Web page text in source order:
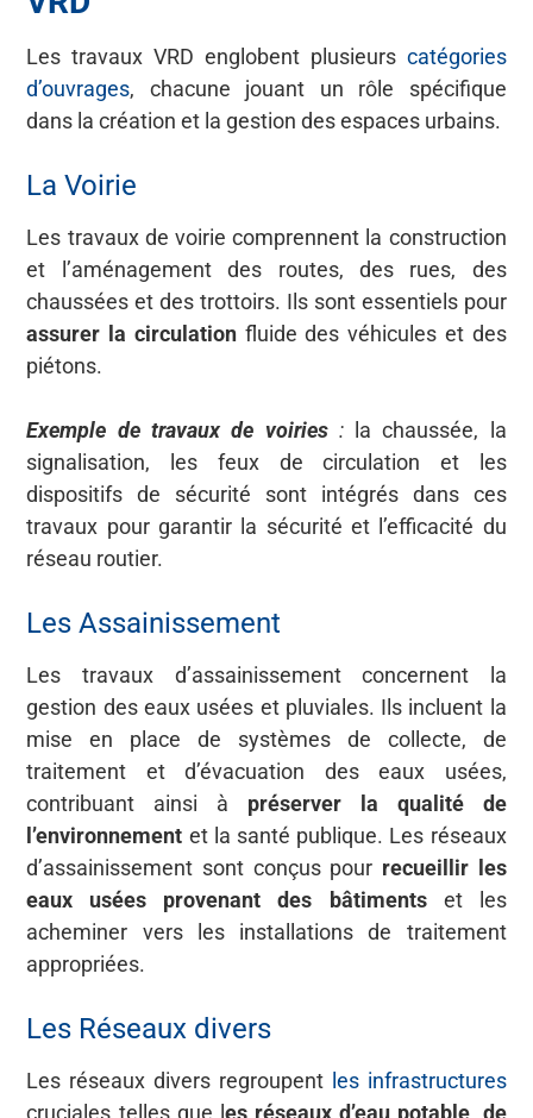
Les travaux VRD englobent plusieurs catégories
d’ouvrages, chacune jouant un rôle spécifique
dans la création et la gestion des espaces urbains.
La Voirie
Les travaux de voirie comprennent la construction
et l’aménagement des routes, des rues, des
chaussées et des trottoirs. Ils sont essentiels pour
assurer la circulationfluide des véhicules et des
piétons.
Exemple de travaux de voiries :la chaussée, la
signalisation, les feux de circulation et les
dispositifs de sécurité sont intégrés dans ces
travaux pour garantir la sécurité et l’efficacité du
réseau routier.
Les Assainissement
Les travaux d’assainissement concernent la
gestion des eaux usées et pluviales. Ils incluent la
mise en place de systèmes de collecte, de
traitement et d’évacuation des eaux usées,
contribuant ainsi à préserver la qualité de
l’environnement et la santé publique. Les réseaux
d’assainissement sont conçus pour recueillir les
eaux usées provenant des bâtimentset les
acheminer vers les installations de traitement
appropriées.
Les Réseaux divers
Les réseaux divers regroupentles infrastructures